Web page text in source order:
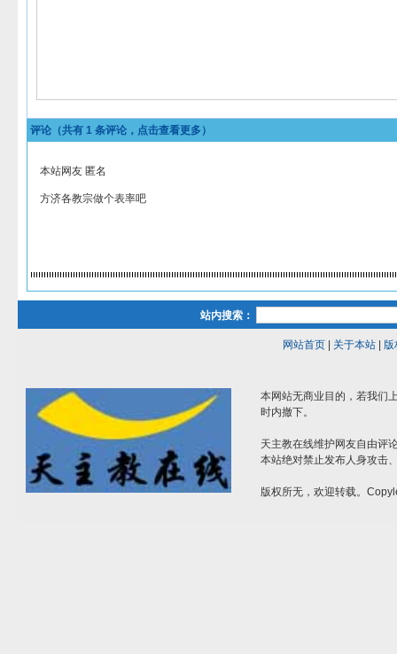
评论（共有 1 条评论，点击查看更多）
本站网友 匿名
方济各教宗做个表率吧
站内搜索：
网站首页| 关于本站| 版
本网站无商业目的，若我们
时内撤下。
天主教在线维护网友自由评
本站绝对禁止发布人身攻击
版权所无，欢迎转载。